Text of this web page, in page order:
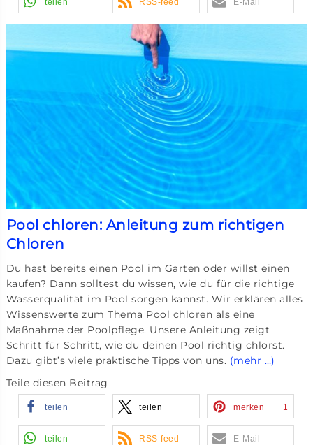
teilen RSS-feed E-Mail
Pool chloren: Anleitung zum richtigen
Chloren
Du hast bereits einen Pool im Garten oder willst einen
kaufen? Dann solltest du wissen, wie du für die richtige
Wasserqualität im Pool sorgen kannst. Wir erklären alles
Wissenswerte zum Thema Pool chloren als eine
Maßnahme der Poolpflege. Unsere Anleitung zeigt
Schritt für Schritt, wie du deinen Pool richtig chlorst.
Dazu gibt’s viele praktische Tipps von uns. (mehr …)
Teile diesen Beitrag
teilen teilen merken 1
teilen RSS-feed E-Mail